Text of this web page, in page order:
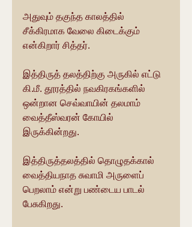
அதுவும் தகுந்த காலத்தில்
சீக்கிரமாக வேலை கிடைக்கும்
என்கிறார் சித்தர்.
இத்திருத் தலத்திற்கு அருகில் எட்டு
கி.மீ. தூரத்தில் நவகிரகங்களில்
ஒன்றான செவ்வாயின் தலமாம்
வைத்தீஸ்வரன் கோயில்
இருக்கின்றது.
இத்திருத்தலத்தில் தொழுதக்கால்
வைத்தியநாத சுவாமி அருளைப்
பெறலாம் என்று பண்டைய பாடல்
பேசுகிறது.